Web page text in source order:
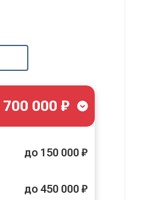
700 000 ₽
до 150 000 ₽
до 450 000 ₽